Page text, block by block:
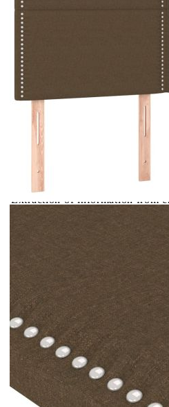
Дължина на
захранващия кабел:
Клас на защита:
Дължина на USB
кабела:
Pазмери:
144 x 5 x 118/
Дължина (всяка):
Купи на изплащане
Credit calculator
LED горна табла за легло,
Please select credit institution
Extraction of information from
Предоставената таблица е с
Добавете продукта в
количката" и при поръчка ще
Acest tabel are caracter
coșul de cumpărături unde veți
cererii de creditare.
Предоставената таблица е с
Добавете продукта в
количката" и при поръчка ще
вноски на кредита.
Предоставената таблица е с